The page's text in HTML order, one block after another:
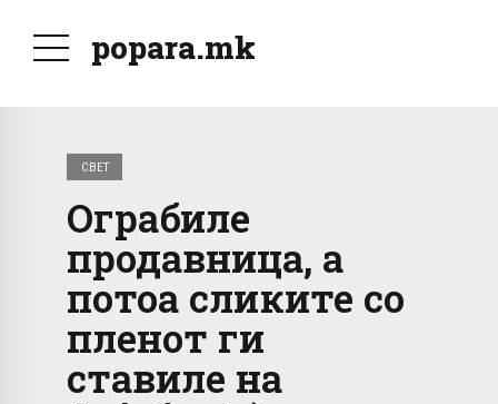
popara.mk
СВЕТ
Ограбиле
продавница, а
потоа сликите со
пленот ги
ставиле на